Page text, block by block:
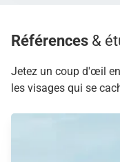
Références &
Jetez un coup d'œil
les visages qui se